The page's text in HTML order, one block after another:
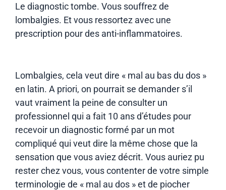
Le diagnostic tombe. Vous souffrez de
lombalgies. Et vous ressortez avec une
prescription pour des anti-inflammatoires.
Lombalgies, cela veut dire « mal au bas du dos »
en latin. A priori, on pourrait se demander s’il
vaut vraiment la peine de consulter un
professionnel qui a fait 10 ans d’études pour
recevoir un diagnostic formé par un mot
compliqué qui veut dire la même chose que la
sensation que vous aviez décrit. Vous auriez pu
rester chez vous, vous contenter de votre simple
terminologie de « mal au dos » et de piocher